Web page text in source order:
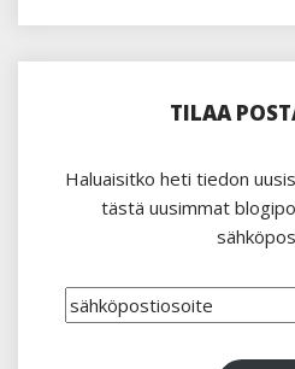
TILAA
Haluaisitko heti tiedon
tästä uusimmat
sähköpostiosoite